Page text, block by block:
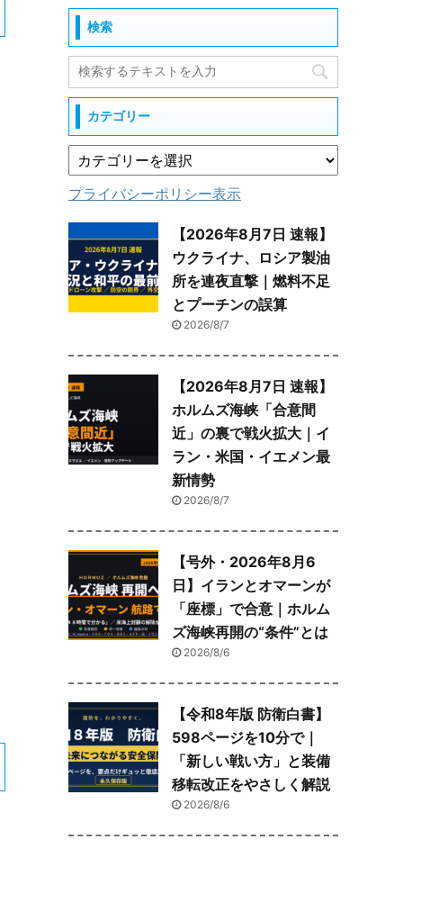
検索
カテゴリー
プライバシーポリシー表示
【2026年8月7日 速報】
ウクライナ、ロシア製油
所を連夜直撃｜燃料不足
とプーチンの誤算
2026/8/7
【2026年8月7日 速報】
ホルムズ海峡「合意間
近」の裏で戦火拡大｜イ
ラン・米国・イエメン最
新情勢
2026/8/7
【号外・2026年8月6
日】イランとオマーンが
「座標」で合意｜ホルム
ズ海峡再開の“条件”とは
2026/8/6
【令和8年版 防衛白書】
598ページを10分で｜
「新しい戦い方」と装備
移転改正をやさしく解説
2026/8/6